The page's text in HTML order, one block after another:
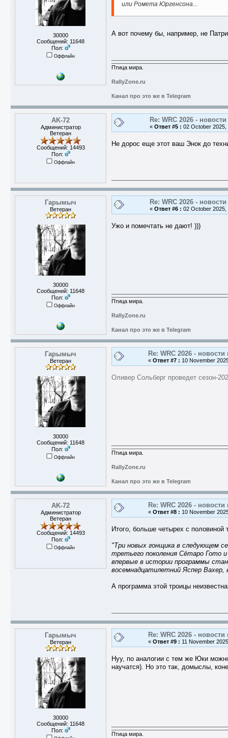
30000
Сообщений: 11648
Пол:
Оффлайн
или Ромета Юргенсона...
А вот почему бы, например, не
Птица мира.
RallyZone.ru
Канал про это же в Telegram
AK-72
Администратор
Ветеран
Сообщений: 14493
Пол:
Оффлайн
Re: WRC 2026 -
« Ответ #5 : 02 October 2025,
Не дорос еще этот ваш Энок до
Гарымыч
Ветеран
30000
Сообщений: 11648
Пол:
Оффлайн
Re: WRC 2026 -
« Ответ #6 : 02 October 2025,
Ужо и помечтать не дают! )))
Птица мира.
RallyZone.ru
Канал про это же в Telegram
Гарымыч
Ветеран
30000
Сообщений: 11648
Пол:
Оффлайн
Re: WRC 2026 - новости
« Ответ #7 : 10 November
Оливер Сольберг проведет сезон-
Птица мира.
RallyZone.ru
Канал про это же в Telegram
AK-72
Администратор
Ветеран
Сообщений: 14493
Пол:
Оффлайн
Re: WRC 2026 - новости
« Ответ #8 : 10 November
Итого, больше четырех с половиной
"Три новых гонщика в следующем
третьего поколения Сётаро Гото
впервые в истории программы
восемнадцатилетний Яспер
А программа этой троицы
Гарымыч
Ветеран
30000
Сообщений: 11648
Пол:
Re: WRC 2026 - новости
« Ответ #9 : 11 November
Нуу, по аналогии с тем же Юки
научатся). Но это так, домыслы,
Птица мира.